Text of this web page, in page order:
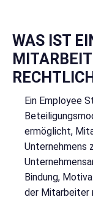
WAS IST
Ein Employee
ermöglicht,
Unternehmens
Bindung,
der Mitarbeiter